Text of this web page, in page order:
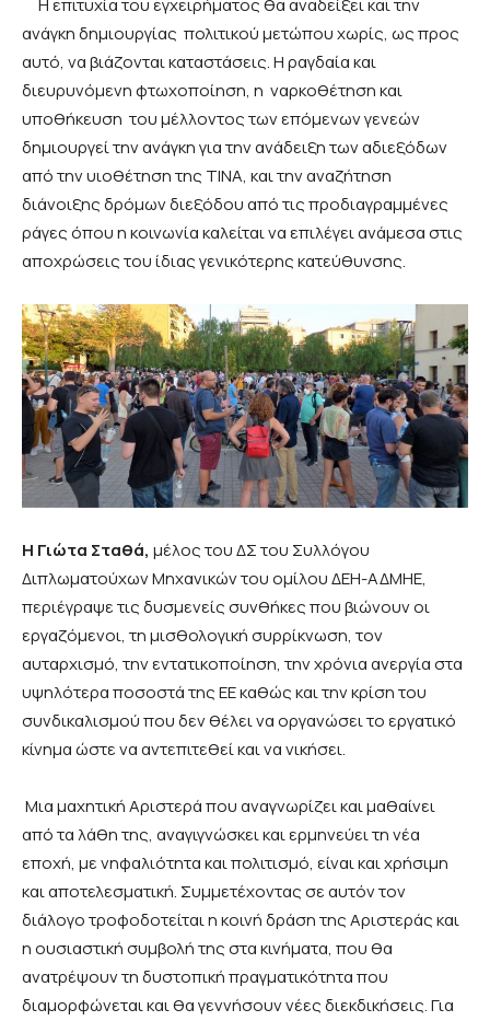
Η επιτυχία του εγχειρήματος θα αναδείξει και την
ανάγκη δημιουργίας πολιτικού μετώπου χωρίς, ως προς
αυτό, να βιάζονται καταστάσεις. Η ραγδαία και
διευρυνόμενη φτωχοποίηση, η ναρκοθέτηση και
υποθήκευση του μέλλοντος των επόμενων γενεών
δημιουργεί την ανάγκη για την ανάδειξη των αδιεξόδων
από την υιοθέτηση της ΤΙΝΑ, και την αναζήτηση
διάνοιξης δρόμων διεξόδου από τις προδιαγραμμένες
ράγες όπου η κοινωνία καλείται να επιλέγει ανάμεσα στις
αποχρώσεις του ίδιας γενικότερης κατεύθυνσης.
Η Γιώτα Σταθά, μέλος του ΔΣ του Συλλόγου
Διπλωματούχων Μηχανικών του ομίλου ΔΕΗ-ΑΔΜΗΕ,
περιέγραψε τις δυσμενείς συνθήκες που βιώνουν οι
εργαζόμενοι, τη μισθολογική συρρίκνωση, τον
αυταρχισμό, την εντατικοποίηση, την χρόνια ανεργία στα
υψηλότερα ποσοστά της ΕΕ καθώς και την κρίση του
συνδικαλισμού που δεν θέλει να οργανώσει το εργατικό
κίνημα ώστε να αντεπιτεθεί και να νικήσει.
Μια μαχητική Αριστερά που αναγνωρίζει και μαθαίνει
από τα λάθη της, αναγιγνώσκει και ερμηνεύει τη νέα
εποχή, με νηφαλιότητα και πολιτισμό, είναι και χρήσιμη
και αποτελεσματική. Συμμετέχοντας σε αυτόν τον
διάλογο τροφοδοτείται η κοινή δράση της Αριστεράς και
η ουσιαστική συμβολή της στα κινήματα, που θα
ανατρέψουν τη δυστοπική πραγματικότητα που
διαμορφώνεται και θα γεννήσουν νέες διεκδικήσεις. Για